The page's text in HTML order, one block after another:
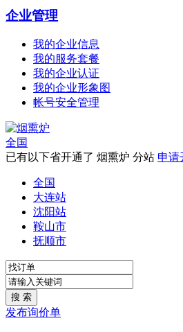
企业管理
我的企业信息
我的服务套餐
我的企业认证
我的企业形象图
帐号安全管理
全国
已有以下省开通了 烟熏炉 分站 申请
全国
大连站
沈阳站
鞍山市
抚顺市
发布询价单